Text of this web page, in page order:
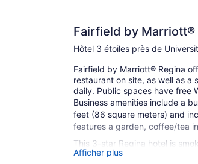
Fairfield by Marriott®
Hôtel 3 étoiles près de
Fairfield by Marriott® Regina
restaurant on site, as well as
daily. Public spaces have free
Business amenities include a
feet (86 square meters) and
features a garden, coffee/tea
This 3-star Regina hotel is
Afficher plus